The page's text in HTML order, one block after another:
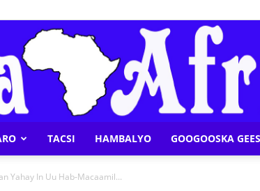
TACSI HAMBALYO GOOGOOSKA
Yahay In Uu Hab-Macaamil...